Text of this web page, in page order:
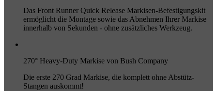
Das Front Runner Quick Release Markisen-Befestigungskit
ermöglicht die Montage sowie das Abnehmen Ihrer Markise
innerhalb von Sekunden - ohne zusätzliches Werkzeug.
270° Heavy-Duty Markise von Bush Company
Die erste 270 Grad Markise, die komplett ohne Abstütz-
Stangen auskommt!